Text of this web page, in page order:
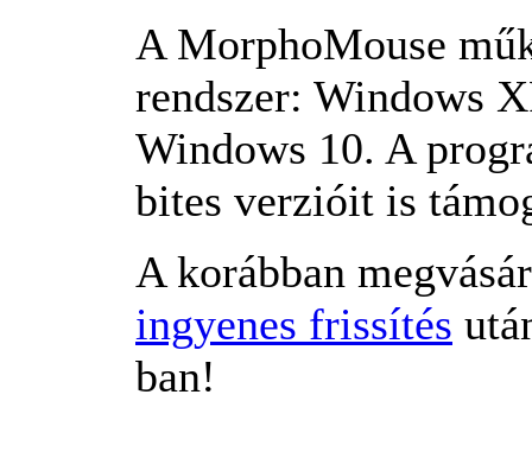
A MorphoMouse
rendszer: Windows
Windows 10. A
bites verzióit is
A korábban
ingyenes frissítés
ban!